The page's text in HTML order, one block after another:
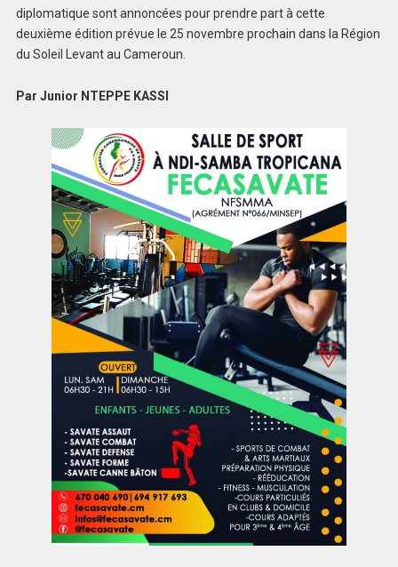
diplomatique sont annoncées pour prendre part à cette
deuxième édition prévue le 25 novembre prochain dans la Région
du Soleil Levant au Cameroun.
Par Junior NTEPPE KASSI